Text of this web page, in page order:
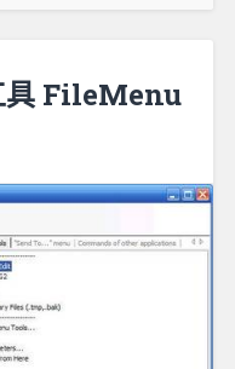
具 FileMenu